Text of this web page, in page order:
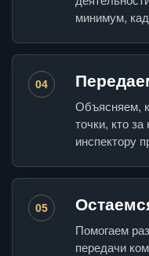
минимум,
04
Объясняем,
точки, кто
инспектору
05
Помогаем
передачи